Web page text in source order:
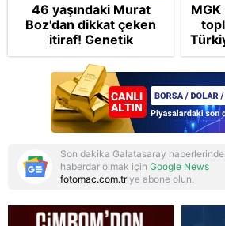
46 yaşındaki Murat
Boz'dan dikkat çeken
itiraf! Genetik
korkusunu açıkladı
Son dakika Galatasaray
haberdar olmak için Google News
fotomac.com.tr'ye abone olun.